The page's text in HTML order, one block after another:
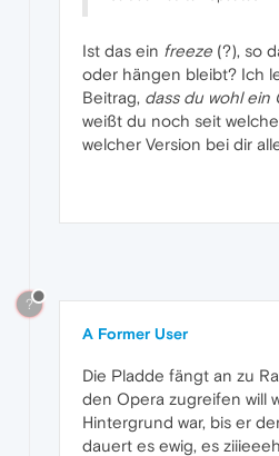
Ist das ein freeze (?), so
oder hängen bleibt? Ich
Beitrag, dass du wohl ein
weißt du noch seit
welcher Version bei dir
?
A Former User
Die Pladde fängt an zu
den Opera zugreifen will
Hintergrund war, bis er
dauert es ewig, es